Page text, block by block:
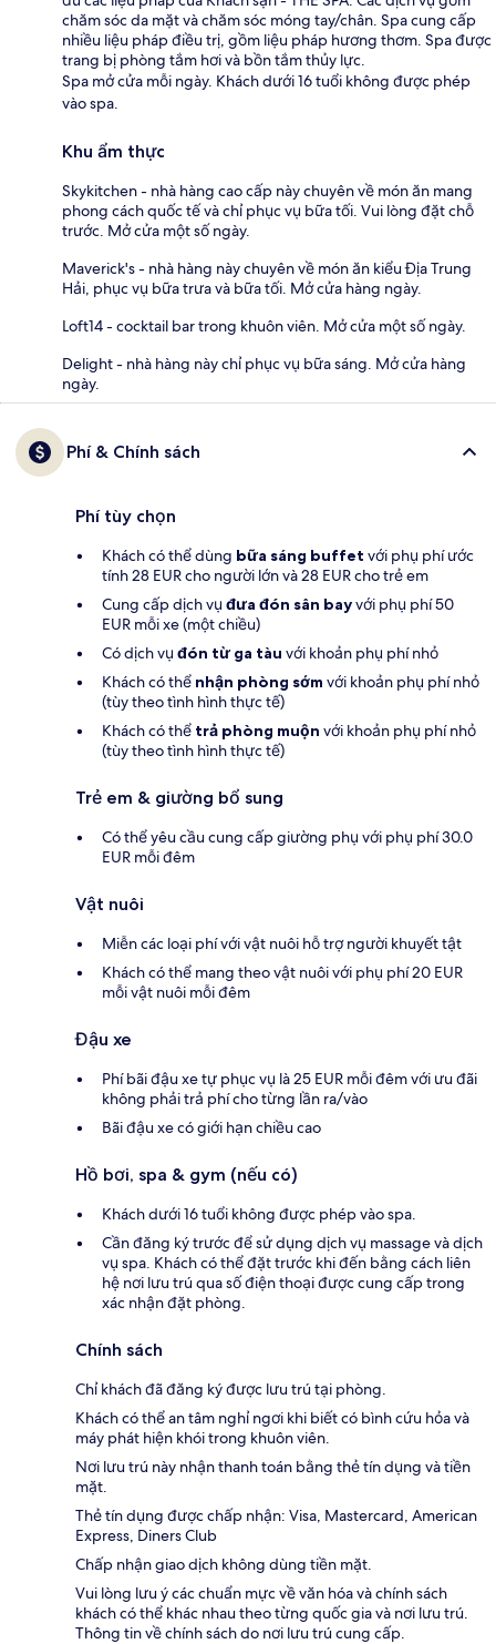
chăm sóc da mặt và chăm sóc móng tay/chân. Spa cung cấp
nhiều liệu pháp điều trị, gồm liệu pháp hương thơm. Spa được
trang bị phòng tắm hơi và bồn tắm thủy lực.
Spa mở cửa mỗi ngày. Khách dưới 16 tuổi không được phép
vào spa.
Khu ẩm thực
Skykitchen - nhà hàng cao cấp này chuyên về món ăn mang
phong cách quốc tế và chỉ phục vụ bữa tối. Vui lòng đặt chỗ
trước. Mở cửa một số ngày.
Maverick's - nhà hàng này chuyên về món ăn kiểu Địa Trung
Hải, phục vụ bữa trưa và bữa tối. Mở cửa hàng ngày.
Loft14 - cocktail bar trong khuôn viên. Mở cửa một số ngày.
Delight - nhà hàng này chỉ phục vụ bữa sáng. Mở cửa hàng
ngày.
Phí & Chính sách
Phí tùy chọn
Khách có thể dùng bữa sáng buffet với phụ phí ước
tính 28 EUR cho người lớn và 28 EUR cho trẻ em
Cung cấp dịch vụ đưa đón sân bayvới phụ phí 50
EUR mỗi xe (một chiều)
Có dịch vụ đón từ ga tàu với khoản phụ phí nhỏ
Khách có thể nhận phòng sớm với khoản phụ phí nhỏ
(tùy theo tình hình thực tế)
Khách có thể trả phòng muộn với khoản phụ phí nhỏ
(tùy theo tình hình thực tế)
Trẻ em & giường bổ sung
Có thể yêu cầu cung cấp giường phụ với phụ phí 30.0
EUR mỗi đêm
Vật nuôi
Miễn các loại phí với vật nuôi hỗ trợ người khuyết tật
Khách có thể mang theo vật nuôi với phụ phí 20 EUR
mỗi vật nuôi mỗi đêm
Đậu xe
Phí bãi đậu xe tự phục vụ là 25 EUR mỗi đêm với ưu đãi
không phải trả phí cho từng lần ra/vào
Bãi đậu xe có giới hạn chiều cao
Hồ bơi, spa & gym (nếu có)
Khách dưới 16 tuổi không được phép vào spa.
Cần đăng ký trước để sử dụng dịch vụ massage và dịch
vụ spa. Khách có thể đặt trước khi đến bằng cách liên
hệ nơi lưu trú qua số điện thoại được cung cấp trong
xác nhận đặt phòng.
Chính sách
Chỉ khách đã đăng ký được lưu trú tại phòng.
Khách có thể an tâm nghỉ ngơi khi biết có bình cứu hỏa và
máy phát hiện khói trong khuôn viên.
Nơi lưu trú này nhận thanh toán bằng thẻ tín dụng và tiền
mặt.
Thẻ tín dụng được chấp nhận: Visa, Mastercard, American
Express, Diners Club
Chấp nhận giao dịch không dùng tiền mặt.
Vui lòng lưu ý các chuẩn mực về văn hóa và chính sách
khách có thể khác nhau theo từng quốc gia và nơi lưu trú.
Thông tin về chính sách do nơi lưu trú cung cấp.